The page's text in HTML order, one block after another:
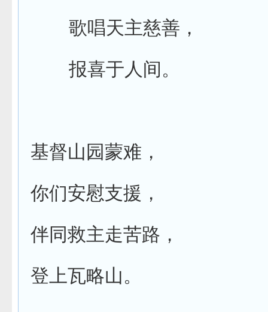
歌唱天主慈善，
报喜于人间。
基督山园蒙难，
你们安慰支援，
伴同救主走苦路，
登上瓦略山。